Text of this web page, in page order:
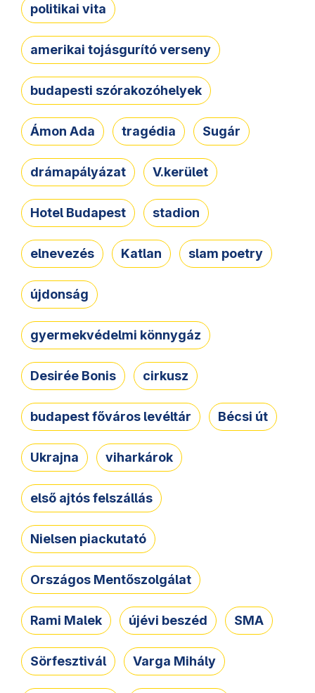
politikai vita
amerikai tojásgurító verseny
budapesti szórakozóhelyek
Ámon Ada tragédia Sugár
drámapályázat V.kerület
Hotel Budapest stadion
elnevezés Katlan slam poetry
újdonság
gyermekvédelmi könnygáz
Desirée Bonis cirkusz
budapest főváros levéltár Bécsi út
Ukrajna viharkárok
első ajtós felszállás
Nielsen piackutató
Országos Mentőszolgálat
Rami Malek újévi beszéd SMA
Sörfesztivál Varga Mihály